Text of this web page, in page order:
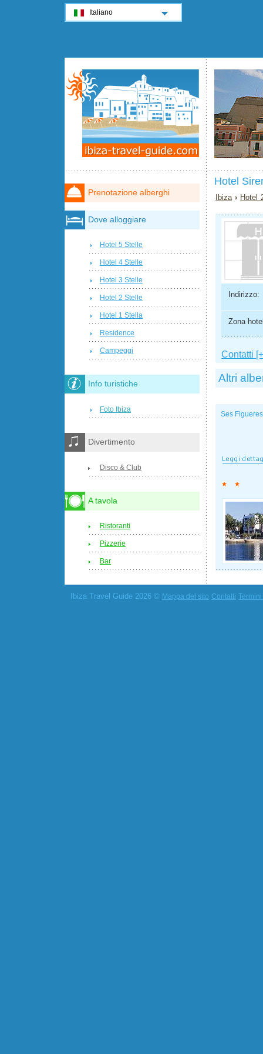
Hotel
Ibiza › Hotel
Indirizzo:
Zona
Contatti
Altri
Ses Figueres
Prenotazione alberghi
Dove alloggiare
Hotel 5 Stelle
Hotel 4 Stelle
Hotel 3 Stelle
Hotel 2 Stelle
Hotel 1 Stella
Residence
Campeggi
Info turistiche
Foto Ibiza
Divertimento
Disco & Club
A tavola
Ristoranti
Pizzerie
Bar
Ibiza Travel Guide 2026 © Mappa del sito Contatti
Italiano